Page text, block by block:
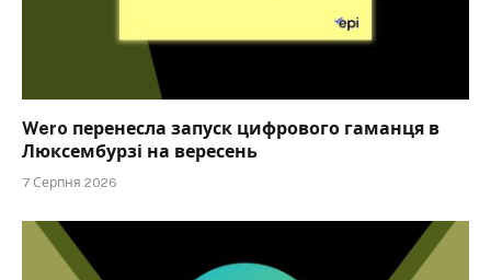
Wero перенесла запуск цифрового гаманця в
Люксембурзі на вересень
7 Серпня 2026